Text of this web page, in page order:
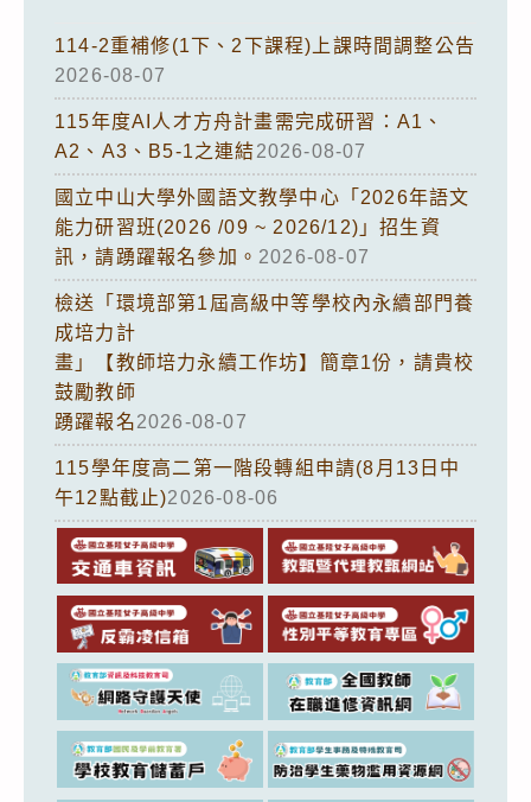
114-2重補修(1下、2下課程)上課時間調整公告
2026-08-07
115年度AI人才方舟計畫需完成研習：A1、
A2、A3、B5-1之連結2026-08-07
國立中山大學外國語文教學中心「2026年語文
能力研習班(2026 /09 ~ 2026/12)」招生資
訊，請踴躍報名參加。 2026-08-07
檢送「環境部第1屆高級中等學校內永續部門養
成培力計
畫」【教師培力永續工作坊】簡章1份，請貴校
鼓勵教師
踴躍報名2026-08-07
115學年度高二第一階段轉組申請(8月13日中
午12點截止)2026-08-06